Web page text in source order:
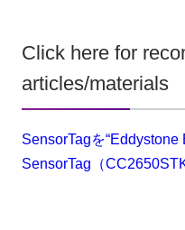
Click here for
articles/materials
SensorTagを“Eddystone
SensorTag（